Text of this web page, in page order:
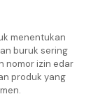
menentukan
buruk sering
nomor izin edar
produk yang